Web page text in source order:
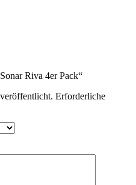
Riva 4er Pack“
Erforderliche